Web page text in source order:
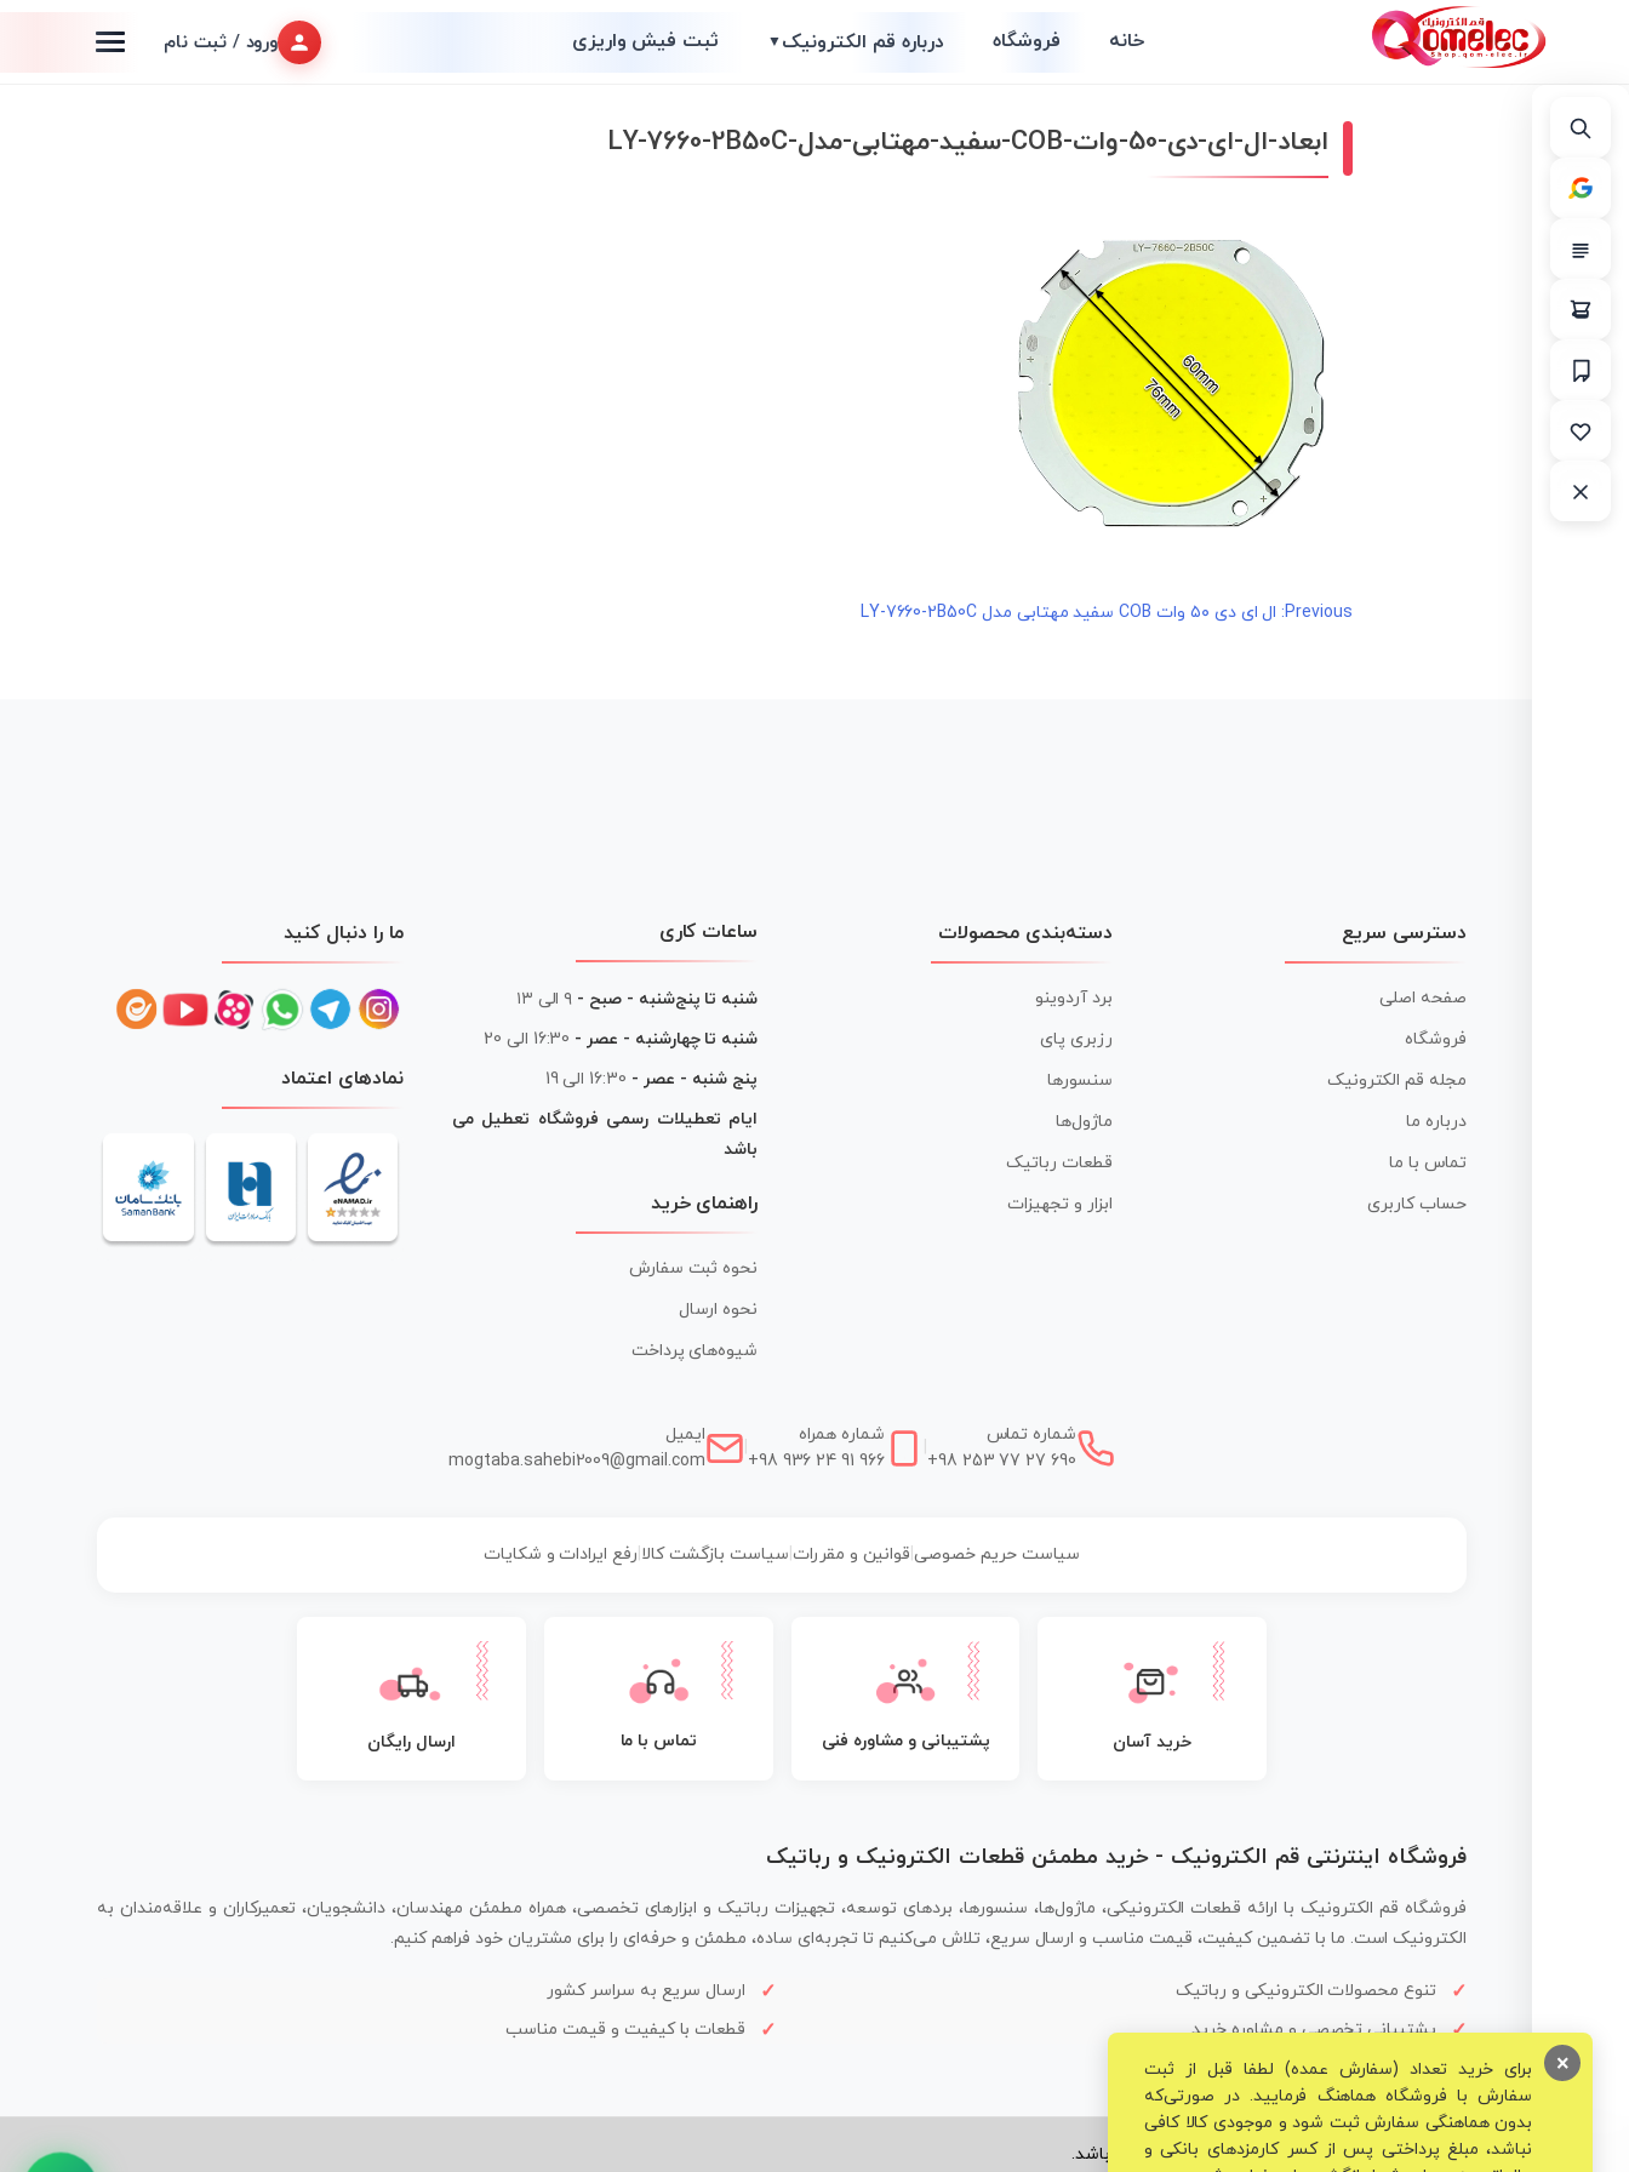
خانه فروشگاه درباره قم الکترونیک▼ ثبت فیش واریزی ورود / ثبت نام
ابعاد-ال-ای-دی-50-وات-COB-سفید-مهتابی-مدل-LY-7660-2B50C
راهبری
Previous: ال ای دی ۵۰ وات COB سفید مهتابی مدل LY-7660-2B50C
دسترسی سریع
صفحه اصلی
فروشگاه
مجله قم الکترونیک
درباره ما
تماس با ما
حساب کاربری
دسته‌بندی محصولات
برد آردوینو
رزبری پای
سنسورها
ماژول‌ها
قطعات رباتیک
ابزار و تجهیزات
ساعات کاری
شنبه تا پنج‌شنبه - صبح - ۹ الی ۱۳
شنبه تا چهارشنبه - عصر - 16:30 الی 20
پنج شنبه - عصر - 16:30 الی 19
ایام تعطیلات رسمی فروشگاه تعطیل می
باشد
راهنمای خرید
نحوه ثبت سفارش
نحوه ارسال
شیوه‌های پرداخت
ما را دنبال کنید
نمادهای اعتماد
شماره تماس
+98 253 77 27 690
شماره همراه
+98 936 24 91 966
ایمیل
mogtaba.sahebi2009@gmail.com
سیاست حریم خصوصی| قوانین و مقررات سیاست بازگشت کالا رفع ایرادات و شکایات
خرید آسان پشتیبانی و مشاوره فنی تماس با ما ارسال رایگان
فروشگاه اینترنتی قم الکترونیک - خرید مطمئن قطعات الکترونیک و رباتیک
فروشگاه قم الکترونیک با ارائه قطعات الکترونیکی، ماژول‌ها، سنسورها، بردهای توسعه، تجهیزات رباتیک و ابزارهای تخصصی، همراه مطمئن مهندسان، دانشجویان، تعمیرکاران و علاقه‌مندان به
الکترونیک است. ما با تضمین کیفیت، قیمت مناسب و ارسال سریع، تلاش می‌کنیم تا تجربه‌ای ساده، مطمئن و حرفه‌ای را برای مشتریان خود فراهم کنیم.
تنوع محصولات الکترونیکی و رباتیک
ارسال سریع به سراسر کشور
پشتیبانی تخصصی و مشاوره خرید
قطعات با کیفیت و قیمت مناسب
© تمامی حقوق برای فروشگاه تخصصی قم الکترونیک محفوظ می‌باشد.
برای خرید تعداد (سفارش عمده) لطفا قبل از ثبت
سفارش با فروشگاه هماهنگ فرمایید. در صورتی‌که
بدون هماهنگی سفارش ثبت شود و موجودی کالا کافی
نباشد، مبلغ پرداختی پس از کسر کارمزدهای بانکی و
×